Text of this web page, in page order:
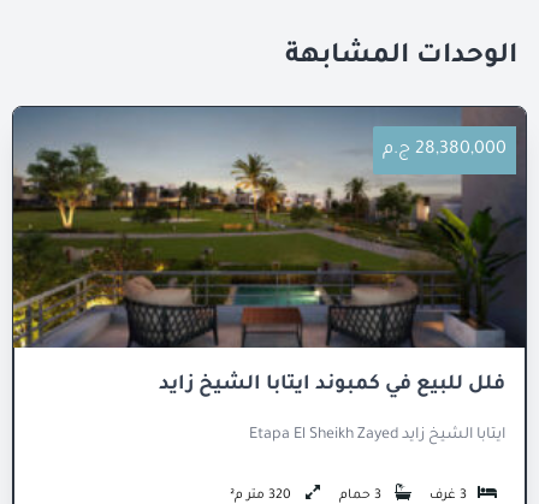
الوحدات المشابهة
28,380,000 ج.م
فلل للبيع في كمبوند ايتابا الشيخ زايد
ايتابا الشيخ زايد Etapa El Sheikh Zayed
3 غرف 3 حمام 320 متر م²